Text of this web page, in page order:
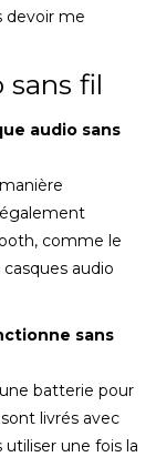
devoir me
sans fil
audio sans
comme le
audio
sans
batterie pour
livrés avec
une fois la